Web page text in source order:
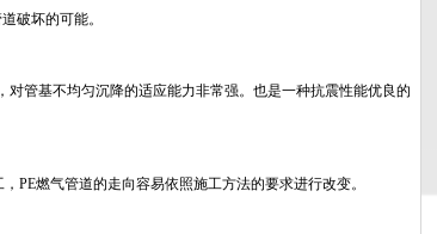
破坏的可能。
管基不均匀沉降的适应能力非常强。也是一种抗震性能优良的
PE燃气管道的走向容易依照施工方法的要求进行改变。